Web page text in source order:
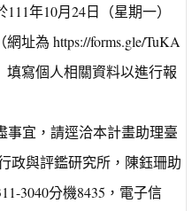
年10月24日（星期一）
址為 https://forms.gle/TuKA
填寫個人相關資料以進行報
事宜，請逕洽本計畫助理臺
政與評鑑研究所，陳鈺珊助
3040分機8435，電子信